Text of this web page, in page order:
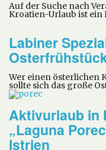
Auf der Suche nach
Kroatien-Urlaub ist ein
Labiner
Wer einen österlichen
sollte sich das große
Aktivurlaub in
„Laguna
Istrien